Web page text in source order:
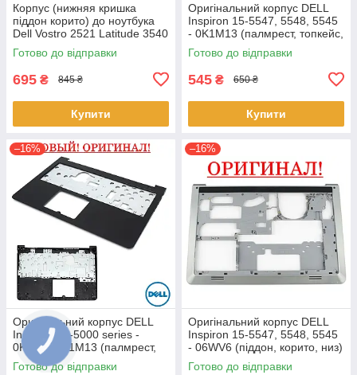
Корпус (нижняя кришка
піддон корито) до ноутбука
Dell Vostro 2521 Latitude 3540
(0YXMG9, AP0ZG000200)
Готово до відправки
695 ₴ 845 ₴
Купити
Оригінальний корпус DELL
Inspiron 15-5547, 5548, 5545
- 0K1M13 (палмрест, топкейс,
верх)
Готово до відправки
545 ₴ 650 ₴
Купити
–16%
Оригінальний корпус DELL
Inspiron 15-5000 series -
0K1M13, K1M13 (палмрест,
топкейс, верх)
Готово до відправки
–16%
Оригінальний корпус DELL
Inspiron 15-5547, 5548, 5545
- 06WV6 (піддон, корито, низ)
Готово до відправки